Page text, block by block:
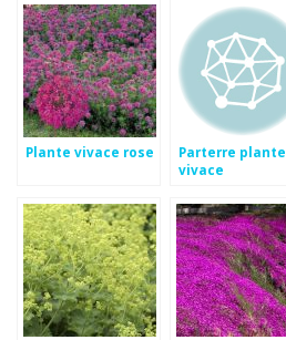
Plante vivace rose
Parterre plante
vivace